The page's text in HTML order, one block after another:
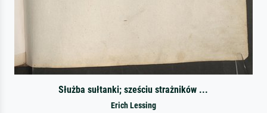
Służba sułtanki; sześciu strażników ...
Erich Lessing